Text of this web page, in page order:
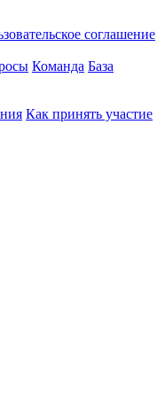
соглашение
Команда База
Как принять участие